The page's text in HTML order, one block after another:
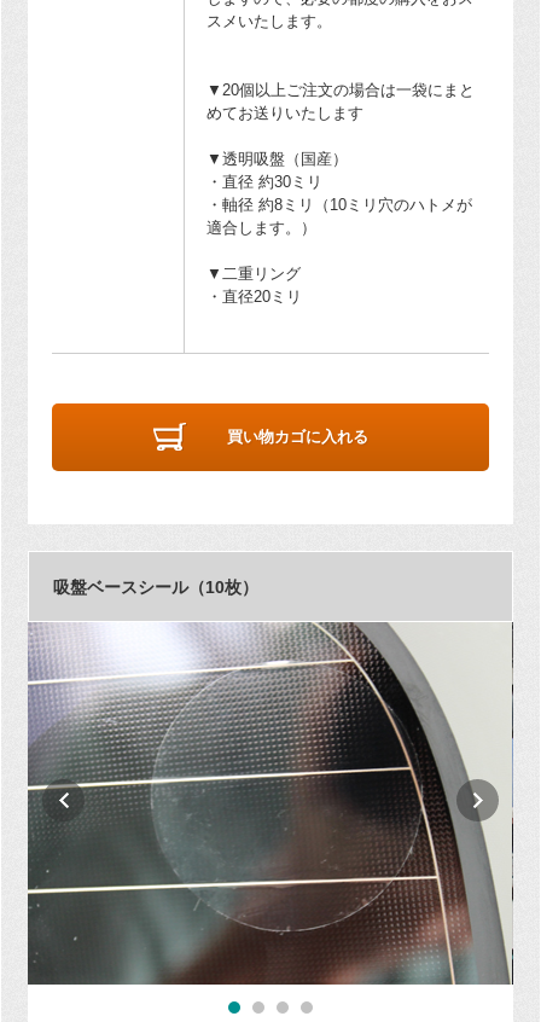
スメいたします。
▼20個以上ご注文の場合は一袋にまと
めてお送りいたします
▼透明吸盤（国産）
・直径 約30ミリ
・軸径 約8ミリ（10ミリ穴のハトメが
適合します。）
▼二重リング
・直径20ミリ
買い物カゴに入れる
吸盤ベースシール（10枚）